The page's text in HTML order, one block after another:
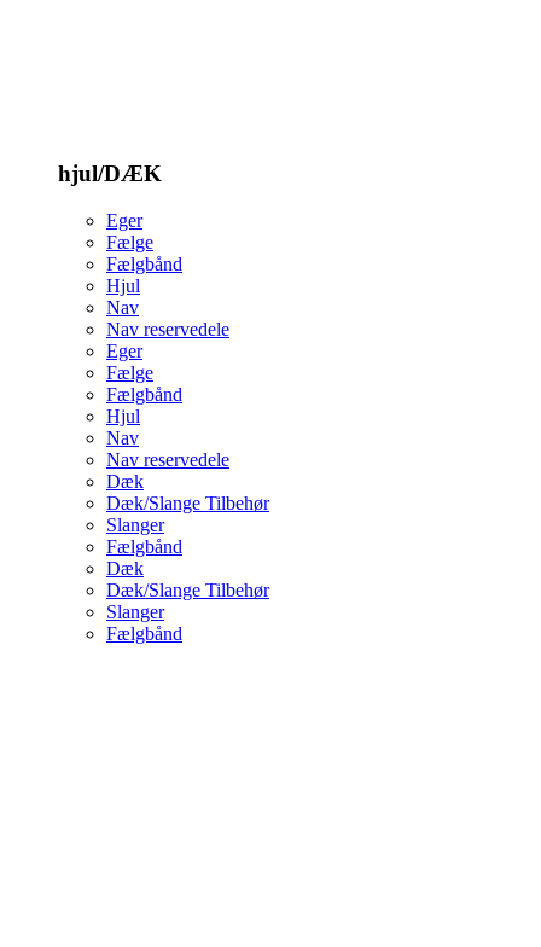
hjul/DÆK
Eger
Fælge
Fælgbånd
Hjul
Nav
Nav reservedele
Eger
Fælge
Fælgbånd
Hjul
Nav
Nav reservedele
Dæk
Dæk/Slange Tilbehør
Slanger
Fælgbånd
Dæk
Dæk/Slange Tilbehør
Slanger
Fælgbånd